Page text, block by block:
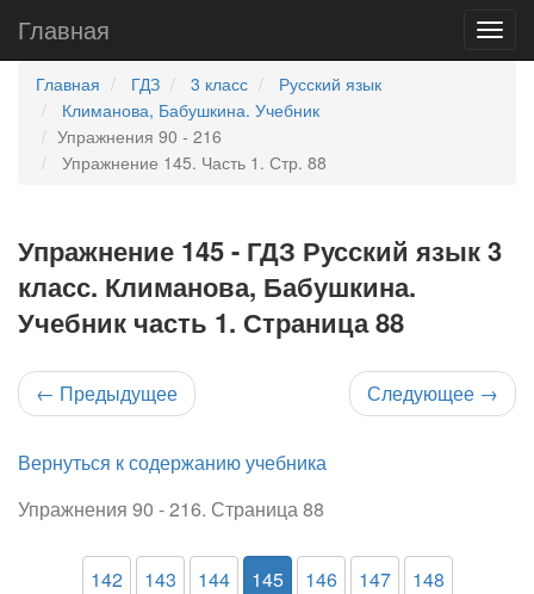
Главная
Главная ГДЗ 3 класс
Русский язык
Климанова, Бабушкина. Учебник
Упражнения 90 - 216
Упражнение 145. Часть 1. Стр. 88
Упражнение 145 - ГДЗ Русский язык 3
класс. Климанова, Бабушкина.
Учебник часть 1. Страница 88
← Предыдущее Следующее →
Вернуться к содержанию учебника
Упражнения 90 - 216. Страница 88
142 143 144 145 146 147 148